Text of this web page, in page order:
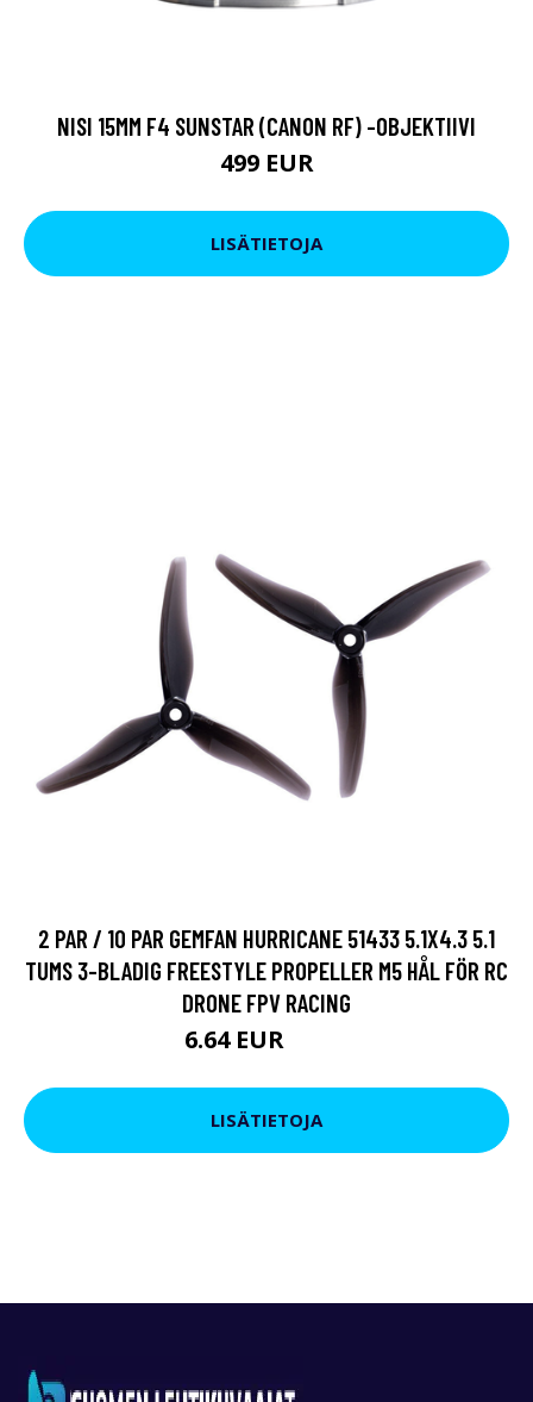
NISI 15MM F4 SUNSTAR (CANON RF) -OBJEKTIIVI
499 EUR
LISÄTIETOJA
2 PAR / 10 PAR GEMFAN HURRICANE 51433 5.1X4.3 5.1
TUMS 3-BLADIG FREESTYLE PROPELLER M5 HÅL FÖR RC
DRONE FPV RACING
6.64 EUR
LISÄTIETOJA